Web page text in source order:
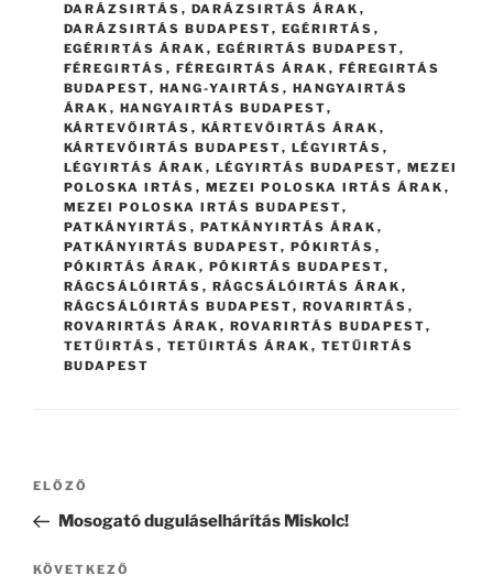
DARÁZSIRTÁS , DARÁZSIRTÁS ÁRAK ,
DARÁZSIRTÁS BUDAPEST, EGÉRIRTÁS ,
EGÉRIRTÁS ÁRAK , EGÉRIRTÁS BUDAPEST,
FÉREGIRTÁS , FÉREGIRTÁS ÁRAK , FÉREGIRTÁS
BUDAPEST, HANG-YAIRTÁS , HANGYAIRTÁS
ÁRAK , HANGYAIRTÁS BUDAPEST,
KÁRTEVŐIRTÁS , KÁRTEVŐIRTÁS ÁRAK ,
KÁRTEVŐIRTÁS BUDAPEST, LÉGYIRTÁS ,
LÉGYIRTÁS ÁRAK , LÉGYIRTÁS BUDAPEST, MEZEI
POLOSKA IRTÁS , MEZEI POLOSKA IRTÁS ÁRAK ,
MEZEI POLOSKA IRTÁS BUDAPEST,
PATKÁNYIRTÁS , PATKÁNYIRTÁS ÁRAK ,
PATKÁNYIRTÁS BUDAPEST, PÓKIRTÁS ,
PÓKIRTÁS ÁRAK , PÓKIRTÁS BUDAPEST,
RÁGCSÁLÓIRTÁS , RÁGCSÁLÓIRTÁS ÁRAK ,
RÁGCSÁLÓIRTÁS BUDAPEST, ROVARIRTÁS ,
ROVARIRTÁS ÁRAK , ROVARIRTÁS BUDAPEST,
TETŰIRTÁS , TETŰIRTÁS ÁRAK , TETŰIRTÁS
BUDAPEST
Bejegyzés
Korábbi
bejegyzés
ELŐZŐ
Mosogató duguláselhárítás Miskolc!
Következő
KÖVETKEZŐ